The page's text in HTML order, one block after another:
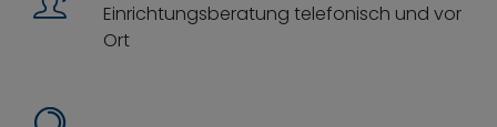
Einrichtungsberatung telefonisch und vor
Ort